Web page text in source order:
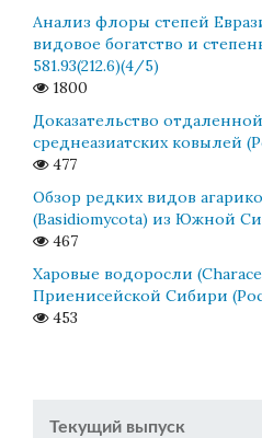
Анализ флоры степей
видовое богатство и
581.93(212.6)(4/5)
1800
Доказательство
среднеазиатских ковылей
477
Обзор редких видов
(Basidiomycota) из Южной
467
Харовые водоросли
Приенисейской Сибири
453
Текущий выпуск